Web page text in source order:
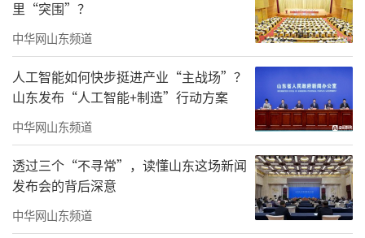
目。
文艺汇演精彩纷呈、温情满满，既深情致
敬白衣使命与南丁格尔精神，展现护理人员坚
守初心、守护生命、无私奉献的职业情怀与青
春风采，也生动呈现了医院精细化管理、优质
服务的扎实成果，彰显出护理事业蓬勃向上、
欣欣向荣的崭新风貌。
征程万里风正劲，重任千钧再出发。此次
里“突围”？
中华网山东频道
人工智能如何快步挺进产业“主战场”？
山东发布“人工智能+制造”行动方案
中华网山东频道
透过三个“不寻常”，读懂山东这场新闻
发布会的背后深意
中华网山东频道